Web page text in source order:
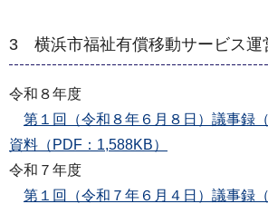
3 横浜市福祉有償移動サービス運
令和８年度
第１回（令和８年６月８日）議事録
資料（PDF：1,588KB）
令和７年度
第１回（令和７年６月４日）議事録